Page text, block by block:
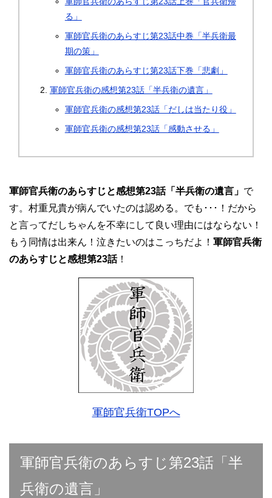
る」
軍師官兵衛のあらすじ第23話中巻「半兵衛最
期の策」
軍師官兵衛のあらすじ第23話下巻「悲劇」
軍師官兵衛の感想第23話「半兵衛の遺言」
軍師官兵衛の感想第23話「だしは当たり役」
軍師官兵衛の感想第23話「感動させる」
軍師官兵衛のあらすじと感想第23話「半兵衛の遺言」 で
す。村重兄貴が病んでいたのは認める。でも･･･！だから
と言ってだしちゃんを不幸にして良い理由にはならない！
もう同情は出来ん！泣きたいのはこっちだよ！ 軍師官兵衛
のあらすじと感想第23話！
軍師官兵衛TOPへ
軍師官兵衛のあらすじ第23話「半
兵衛の遺言」